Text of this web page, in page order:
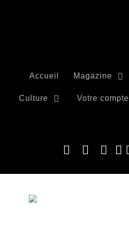
Accueil Magazine
Culture Votre compte